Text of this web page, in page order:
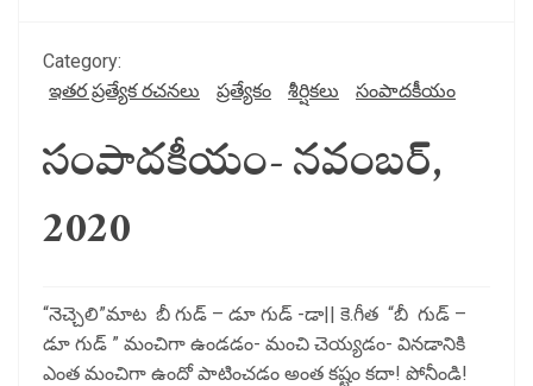
Category:
ఇతర ప్రత్యేక రచనలు
ప్రత్యేకం శీర్షికలు సంపాదకీయం
సంపాదకీయం- నవంబర్,
2020
“నెచ్చెలి”మాట బీ గుడ్ – డూ గుడ్ -డా|| కె.గీత “బీ గుడ్ –
డూ గుడ్ ” మంచిగా ఉండడం- మంచి చెయ్యడం- వినడానికి
ఎంత మంచిగా ఉందో పాటించడం అంత కష్టం కదా! పోనీండి!